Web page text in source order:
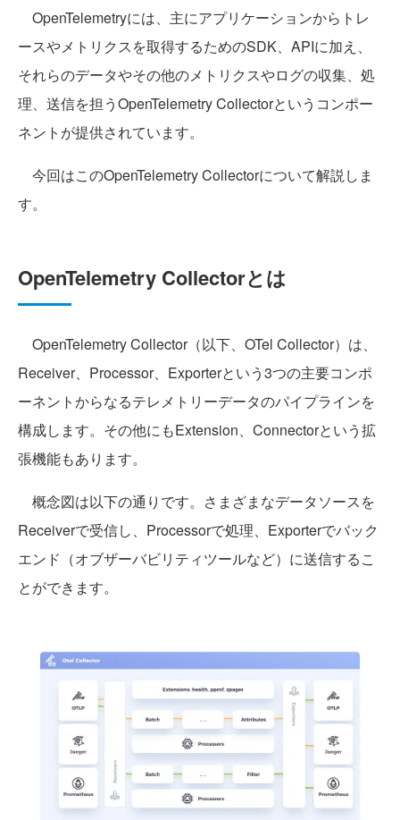
OpenTelemetryには、主にアプリケーションからトレ
ースやメトリクスを取得するためのSDK、APIに加え、
それらのデータやその他のメトリクスやログの収集、処
理、送信を担うOpenTelemetry Collectorというコンポー
ネントが提供されています。
今回はこのOpenTelemetry Collectorについて解説しま
す。
OpenTelemetry Collectorとは
OpenTelemetry Collector（以下、OTel Collector）は、
Receiver、Processor、Exporterという3つの主要コンポ
ーネントからなるテレメトリーデータのパイプラインを
構成します。その他にもExtension、Connectorという拡
張機能もあります。
概念図は以下の通りです。さまざまなデータソースを
Receiverで受信し、Processorで処理、Exporterでバック
エンド（オブザーバビリティツールなど）に送信するこ
とができます。